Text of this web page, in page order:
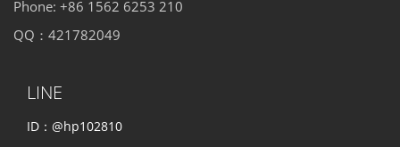
Phone: +86 1562 6253 210
QQ：421782049
LINE
ID：@hp102810